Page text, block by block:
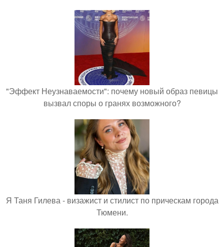
"Эффект Неузнаваемости": почему новый образ певицы
вызвал споры о гранях возможного?
Я Таня Гилева - визажист и стилист по прическам города
Тюмени.